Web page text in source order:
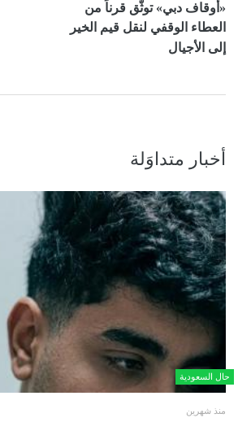
«أوقاف دبي» توثّق قرناً من
العطاء الوقفي لنقل قيم الخير
إلى الأجيال
أخبار متداوَلة
حال السعودية
منذ شهرين